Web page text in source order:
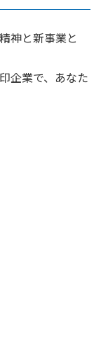
神と新事業と
企業で、あなた